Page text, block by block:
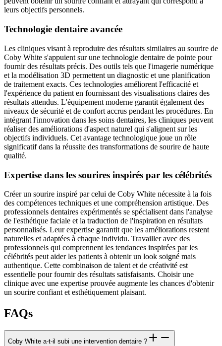
leurs objectifs personnels.
Technologie dentaire avancée
Les cliniques visant à reproduire des résultats similaires au sourire de
Coby White s'appuient sur une technologie dentaire de pointe pour
fournir des résultats précis. Des outils tels que l'imagerie numérique
et la modélisation 3D permettent un diagnostic et une planification
de traitement exacts. Ces technologies améliorent l'efficacité et
l'expérience du patient en fournissant des visualisations claires des
résultats attendus. L'équipement moderne garantit également des
niveaux de sécurité et de confort accrus pendant les procédures. En
intégrant l'innovation dans les soins dentaires, les cliniques peuvent
réaliser des améliorations d'aspect naturel qui s'alignent sur les
objectifs individuels. Cet avantage technologique joue un rôle
significatif dans la réussite des transformations de sourire de haute
qualité.
Expertise dans les sourires inspirés par les célébrités
Créer un sourire inspiré par celui de Coby White nécessite à la fois
des compétences techniques et une compréhension artistique. Des
professionnels dentaires expérimentés se spécialisent dans l'analyse
de l'esthétique faciale et la traduction de l'inspiration en résultats
personnalisés. Leur expertise garantit que les améliorations restent
naturelles et adaptées à chaque individu. Travailler avec des
professionnels qui comprennent les tendances inspirées par les
célébrités peut aider les patients à obtenir un look soigné mais
authentique. Cette combinaison de talent et de créativité est
essentielle pour fournir des résultats satisfaisants. Choisir une
clinique avec une expertise prouvée augmente les chances d'obtenir
un sourire confiant et esthétiquement plaisant.
FAQs
Coby White a-t-il subi une intervention dentaire ?